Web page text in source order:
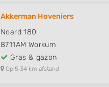
Akkerman Hoveniers
Noard 180
8711AM Workum
Gras & gazon
Op 5,34 km afstand